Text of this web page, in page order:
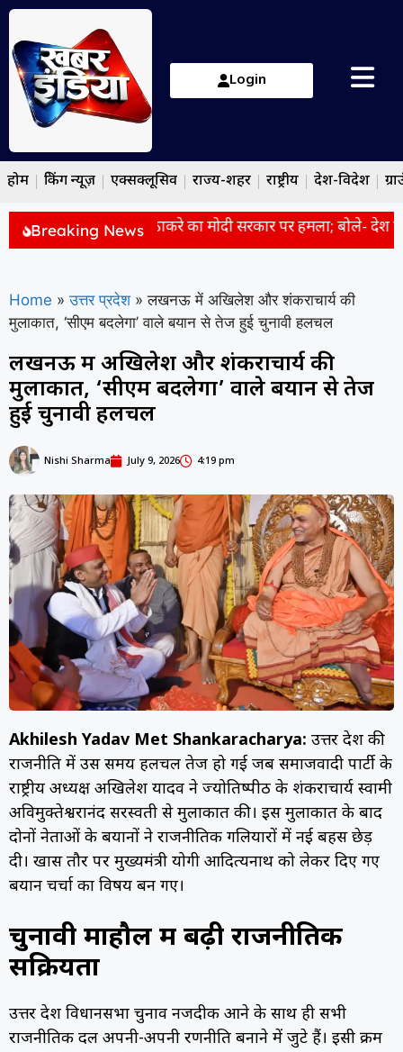
Login
होम ब्रेकिंग न्यूज़ एक्सक्लूसिव राज्य-शहर राष्ट्रीय देश-विदेश
Breaking News
पहले की शांति’, उद्धव ठाकरे का मोदी सरकार पर हमला; बोले- देश में
Home » उत्तर प्रदेश » लखनऊ में अखिलेश और शंकराचार्य की
मुलाकात, ‘सीएम बदलेगा’ वाले बयान से तेज हुई चुनावी हलचल
लखनऊ में अखिलेश और शंकराचार्य की
मुलाकात, ‘सीएम बदलेगा’ वाले बयान से तेज
हुई चुनावी हलचल
Nishi Sharma July 9, 2026 4:19 pm
Akhilesh Yadav Met Shankaracharya: उत्तर प्रदेश की
राजनीति में उस समय हलचल तेज हो गई जब समाजवादी पार्टी के
राष्ट्रीय अध्यक्ष अखिलेश यादव ने ज्योतिष्पीठ के शंकराचार्य स्वामी
अविमुक्तेश्वरानंद सरस्वती से मुलाकात की। इस मुलाकात के बाद
दोनों नेताओं के बयानों ने राजनीतिक गलियारों में नई बहस छेड़
दी। खास तौर पर मुख्यमंत्री योगी आदित्यनाथ को लेकर दिए गए
बयान चर्चा का विषय बन गए।
चुनावी माहौल में बढ़ी राजनीतिक
सक्रियता
उत्तर प्रदेश विधानसभा चुनाव नजदीक आने के साथ ही सभी
राजनीतिक दल अपनी-अपनी रणनीति बनाने में जुटे हैं। इसी क्रम